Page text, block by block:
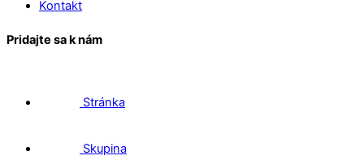
Kontakt
Pridajte sa k nám
Stránka
Skupina